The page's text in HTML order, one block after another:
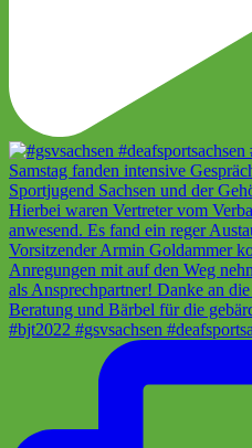
#bjt2022 #gsvsachsen